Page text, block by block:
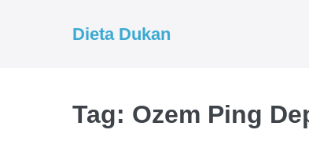
Dieta Dukan
Tag: Ozem Ping